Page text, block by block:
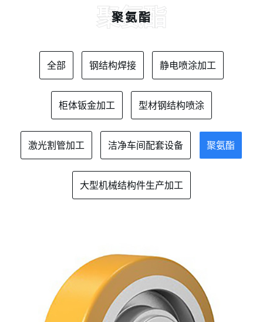
聚氨酯
聚氨酯
全部 钢结构焊接 静电喷涂加工
柜体钣金加工 型材钢结构喷涂
激光割管加工 洁净车间配套设备 聚氨酯
大型机械结构件生产加工